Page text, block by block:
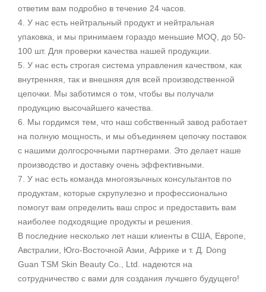
ответим вам подробно в течение 24 часов.
4. У нас есть нейтральный продукт и нейтральная
упаковка, и мы принимаем гораздо меньшие MOQ, до 50-
100 шт. Для проверки качества нашей продукции.
5. У нас есть строгая система управления качеством, как
внутренняя, так и внешняя для всей производственной
цепочки. Мы заботимся о том, чтобы вы получали
продукцию высочайшего качества.
6. Мы гордимся тем, что наш собственный завод работает
на полную мощность, и мы объединяем цепочку поставок
с нашими долгосрочными партнерами. Это делает наше
производство и доставку очень эффективными.
7. У нас есть команда многоязычных консультантов по
продуктам, которые скрупулезно и профессионально
помогут вам определить ваш спрос и предоставить вам
наиболее подходящие продукты и решения.
В последние несколько лет наши клиенты в США, Европе,
Австралии, Юго-Восточной Азии, Африке и т. Д. Dong
Guan TSM Skin Beauty Co., Ltd. надеются на
сотрудничество с вами для создания лучшего будущего!